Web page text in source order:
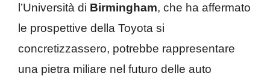
l’Università di Birmingham, che ha affermato
le prospettive della Toyota si
concretizzassero, potrebbe rappresentare
una pietra miliare nel futuro delle auto